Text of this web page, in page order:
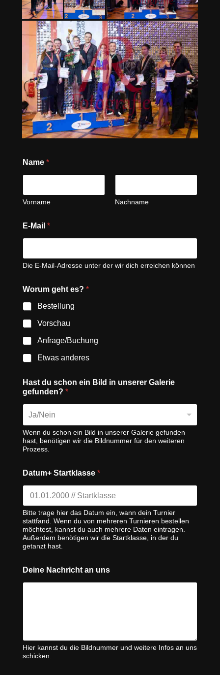
Name *
Vorname Nachname
E-Mail *
Die E-Mail-Adresse unter der wir dich erreichen können
Worum geht es? *
Bestellung
Vorschau
Anfrage/Buchung
Etwas anderes
Hast du schon ein Bild in unserer Galerie
gefunden? *
Ja/Nein
Wenn du schon ein Bild in unserer Galerie gefunden
hast, benötigen wir die Bildnummer für den weiteren
Prozess.
Datum+ Startklasse *
Bitte trage hier das Datum ein, wann dein Turnier
stattfand. Wenn du von mehreren Turnieren bestellen
möchtest, kannst du auch mehrere Daten eintragen.
Außerdem benötigen wir die Startklasse, in der du
getanzt hast.
Deine Nachricht an uns
Hier kannst du die Bildnummer und weitere Infos an uns
schicken.